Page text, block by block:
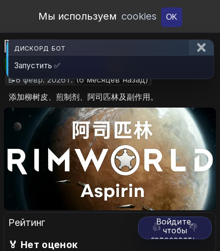
Open Workshop
Мы используем cookies OK
阿司匹林Aspirin
🎮RimWorld 📦351.4 KB
📝8 февр. 2026 г. (6 месяцев назад)
添加柳树皮、煎制剂、阿司匹林及副作用。
Рейтинг 👍 👎
Войдите,
чтобы
голосовать.
🏅 Нет оценок
ДИСКОРД БОТ
Запустить ✅